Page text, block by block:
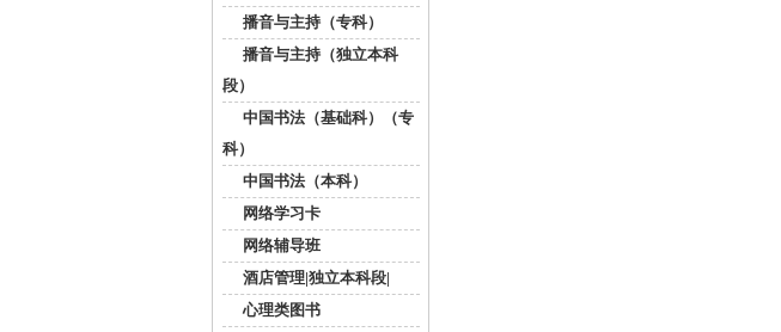
播音与主持（专科）
播音与主持（独立本科
段）
中国书法（基础科）（专
科）
中国书法（本科）
网络学习卡
网络辅导班
酒店管理|独立本科段|
心理类图书